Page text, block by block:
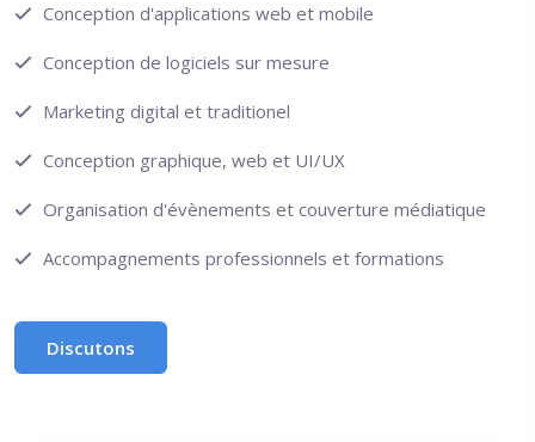
Conception d'applications web et mobile
Conception de logiciels sur mesure
Marketing digital et traditionel
Conception graphique, web et UI/UX
Organisation d'évènements et couverture médiatique
Accompagnements professionnels et formations
Discutons